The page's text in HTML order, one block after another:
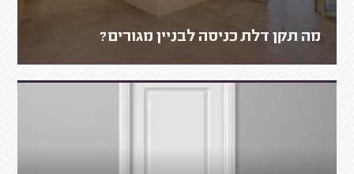
מה תקן דלת כניסה לבניין מגורים?